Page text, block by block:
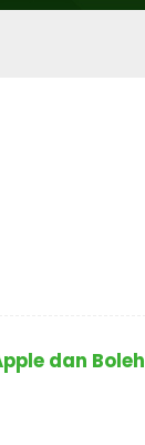
dan Boleh